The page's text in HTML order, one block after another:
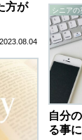
方が
2023.08.04
シニアの
自分
る事